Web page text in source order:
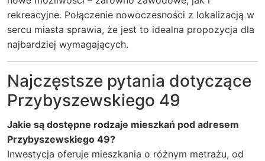
rekreacyjne. Połączenie nowoczesności z lokalizacją w
sercu miasta sprawia, że jest to idealna propozycja dla
najbardziej wymagających.
Najczęstsze pytania dotyczące
Przybyszewskiego 49
Jakie są dostępne rodzaje mieszkań pod adresem
Przybyszewskiego 49?
Inwestycja oferuje mieszkania o różnym metrażu, od